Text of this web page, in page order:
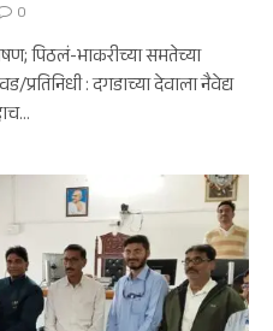
0
पिठलं-भाकरीच्या समतेच्या
: दगडाच्या देवाला नैवेद्य